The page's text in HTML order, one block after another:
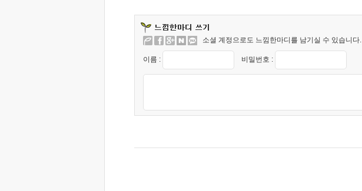
소셜 계정으로도 느낌한마디를 남기실 수 있습니다.
이름 : 비밀번호 :